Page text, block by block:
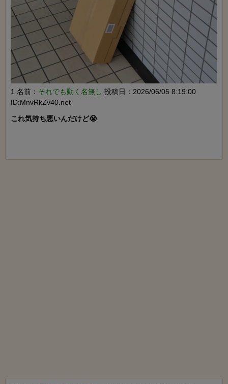
1 名前： それでも動く名無し 投稿日：2026/06/05 8:19:00
ID:MnvRkZv40.net
これ気持ち悪いんだけど😭